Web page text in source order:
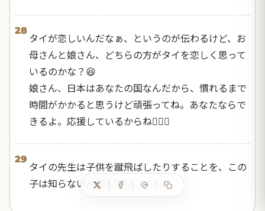
28
タイが恋しいんだなぁ、というのが伝わるけど、お
母さんと娘さん、どちらの方がタイを恋しく思って
いるのかな？😆
娘さん、日本はあなたの国なんだから、慣れるまで
時間がかかると思うけど頑張ってね。あなたならで
きるよ。応援しているからね👍🏻🌈
29
タイの先生は子供を蹴飛ばしたりすることを、この
子は知らないんだろうな。ハハハ。